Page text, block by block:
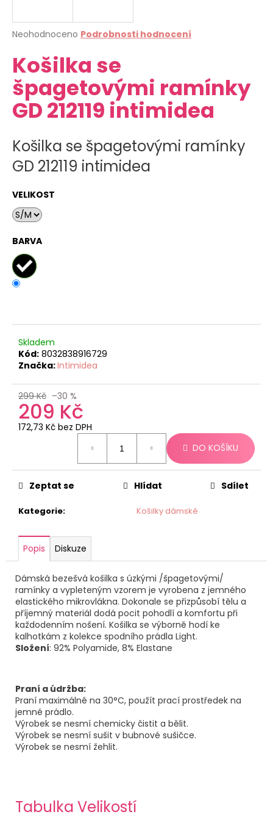
Průměrné
produktu
je
0,0
z
5
hvězdiček.
Neohodnoceno Podrobnosti hodnocení
Košilka se
špagetovými ramínky
GD 212119 intimidea
Košilka se špagetovými ramínky
GD 212119 intimidea
VELIKOST
BARVA
Skladem
Kód: 8032838916729
Značka:Intimidea
299 Kč –30 %
209 Kč
172,73 Kč bez DPH
DO KOŠÍKU
Kategorie: Košilky dámské
Zeptat se Hlídat Sdílet
Popis Diskuze
Dámská bezešvá košilka s úzkými /špagetovými/
ramínky a vypleteným vzorem je vyrobena z jemného
elastického mikrovlákna. Dokonale se přizpůsobí tělu a
příjemný materiál dodá pocit pohodlí a komfortu při
každodenním nošení. Košilka se výborně hodí ke
kalhotkám z kolekce spodního prádla Light.
Složení: 92% Polyamide, 8% Elastane
Praní a údržba:
Praní maximálně na 30°C, použít prací prostředek na
jemné prádlo.
Výrobek se nesmí chemicky čistit a bělit.
Výrobek se nesmí sušit v bubnové sušičce.
Výrobek se nesmí žehlit.
Tabulka Velikostí
j
t
?
HLEDAT
D
o
p
o
r
u
č
u
m
e